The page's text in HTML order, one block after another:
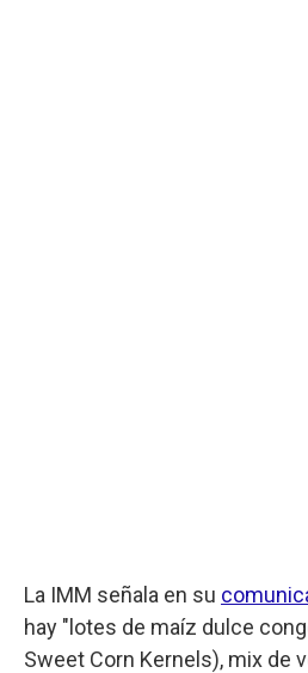
La IMM señala en su
hay "lotes de maíz dulce
Sweet Corn Kernels), mix de